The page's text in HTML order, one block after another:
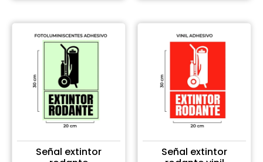
Señal extintor
Señal extintor